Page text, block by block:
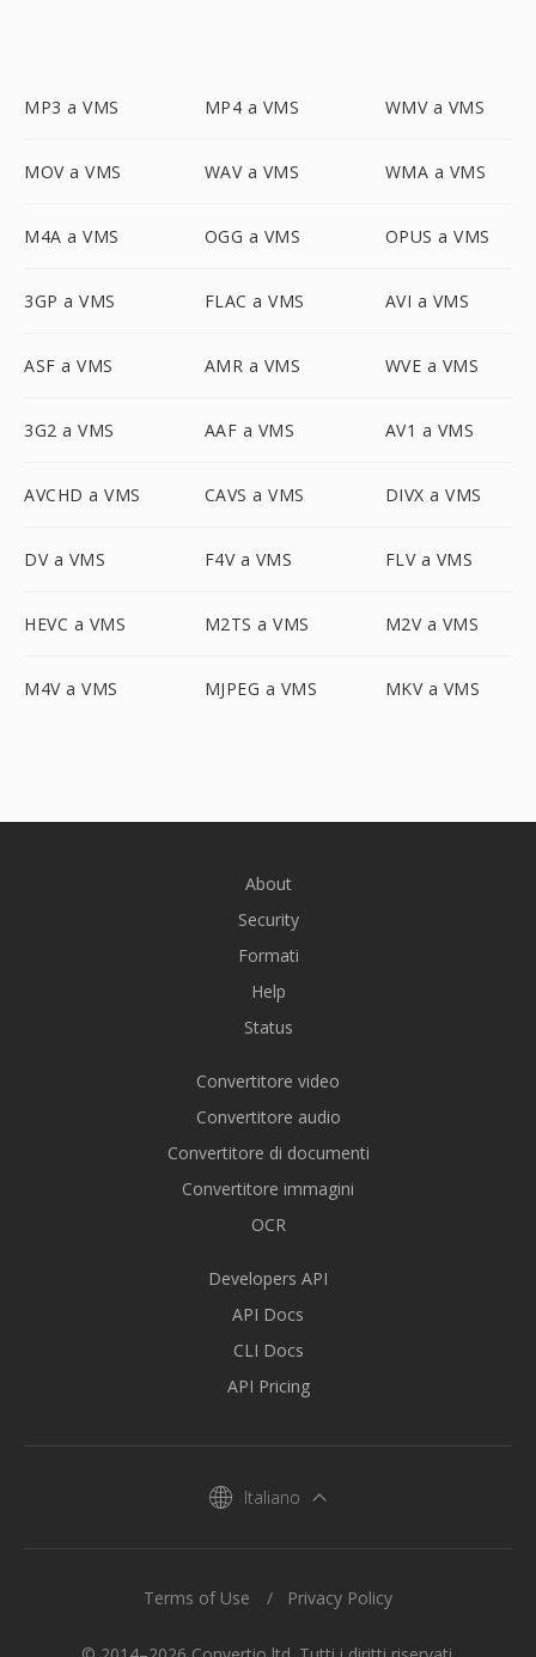
MP3 a VMS MP4 a VMS WMV a VMS
MOV a VMS WAV a VMS WMA a VMS
M4A a VMS OGG a VMS OPUS a VMS
3GP a VMS FLAC a VMS AVI a VMS
ASF a VMS AMR a VMS WVE a VMS
3G2 a VMS AAF a VMS AV1 a VMS
AVCHD a VMS CAVS a VMS DIVX a VMS
DV a VMS F4V a VMS FLV a VMS
HEVC a VMS M2TS a VMS M2V a VMS
M4V a VMS MJPEG a VMS MKV a VMS
About
Security
Formati
Help
Status
Convertitore video
Convertitore audio
Convertitore di documenti
Convertitore immagini
OCR
Developers API
API Docs
CLI Docs
API Pricing
Italiano
Terms of Use Privacy Policy